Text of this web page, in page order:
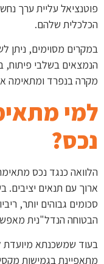
פוטנציאל עליית ערך
הכלכלית שלהם.
במקרים מסוימים, ניתן
הנמצאים בשלבי פיתוח,
מקרה בנפרד ומתאימה
למי
נכס?
הלוואה כנגד נכס
ארוך עם תנאים יציבים.
סכומים גבוהים יותר,
הבטוחה הנדל"נית
בעוד שמשכנתא מיועדת
מתאפיינת בגמישות